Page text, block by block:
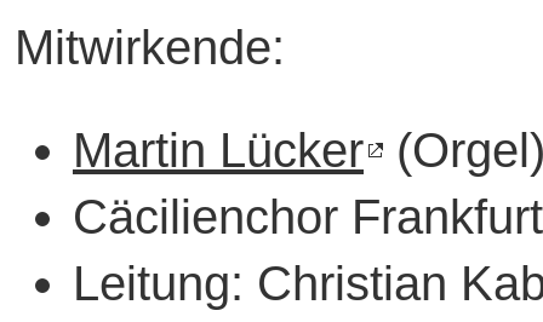
Mitwirkende:
Martin Lücker
Cäcilienchor Frankfurt
Leitung: Christian